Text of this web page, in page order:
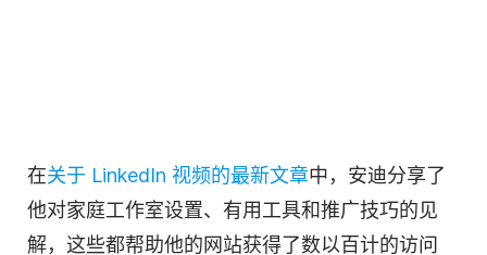
在关于 LinkedIn 视频的最新文章中，安迪分享了
他对家庭工作室设置、有用工具和推广技巧的见
解，这些都帮助他的网站获得了数以百计的访问